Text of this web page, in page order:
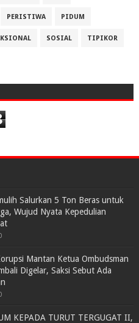
PERISTIWA PIDUM
SOSIAL TIPIKOR
Salurkan 5 Ton Beras untuk
Wujud Nyata Kepedulian
Mantan Ketua Ombudsman
Digelar, Saksi Sebut Ada
KEPADA TURUT TERGUGAT II,